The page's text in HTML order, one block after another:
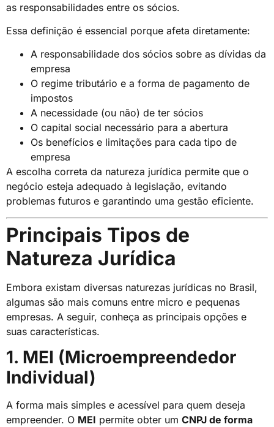
as responsabilidades entre os sócios.
Essa definição é essencial porque afeta diretamente:
A responsabilidade dos sócios sobre as dívidas da
empresa
O regime tributário e a forma de pagamento de
impostos
A necessidade (ou não) de ter sócios
O capital social necessário para a abertura
Os benefícios e limitações para cada tipo de
empresa
A escolha correta da natureza jurídica permite que o
negócio esteja adequado à legislação, evitando
problemas futuros e garantindo uma gestão eficiente.
Principais Tipos de
Natureza Jurídica
Embora existam diversas naturezas jurídicas no Brasil,
algumas são mais comuns entre micro e pequenas
empresas. A seguir, conheça as principais opções e
suas características.
1. MEI (Microempreendedor
Individual)
A forma mais simples e acessível para quem deseja
empreender. O MEI permite obter um CNPJ de forma